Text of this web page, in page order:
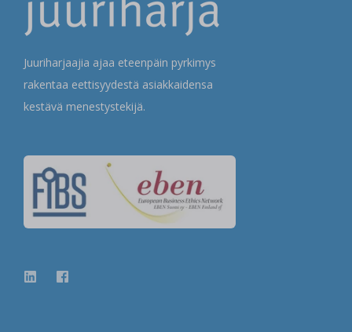
Juuriharjaajia ajaa eteenpäin pyrkimys
rakentaa eettisyydestä asiakkaidensa
kestävä menestystekijä.